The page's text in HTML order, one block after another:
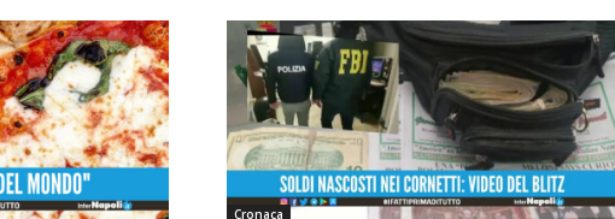
Cronaca